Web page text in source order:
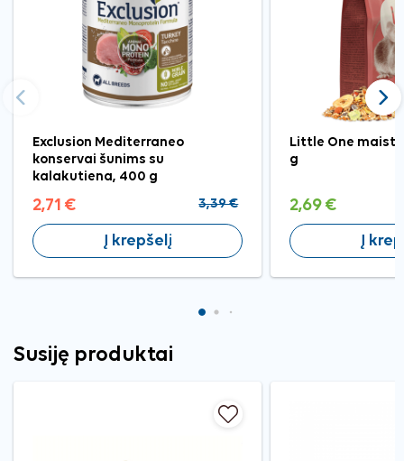
Exclusion Mediterraneo
konservai šunims su
kalakutiena, 400 g
2,71 € 3,39 €
Į krepšelį
Little One
g
2,69 €
Į
Ankstesnis
Susiję produktai